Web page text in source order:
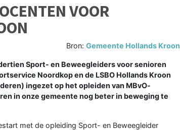
VOOR
Bron:Gemeente Hollands Kroon
Sport- en Beweegleiders voor senioren
Noordkop en de LSBO Hollands Kroon
ingezet op het opleiden van MBvO-
in onze gemeente nog beter in beweging te
met de opleiding Sport- en Beweegleider